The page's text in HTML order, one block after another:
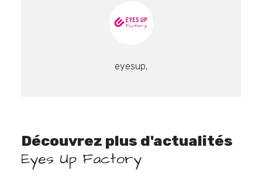
eyesup,
Découvrez plus d'actualités
Eyes Up Factory